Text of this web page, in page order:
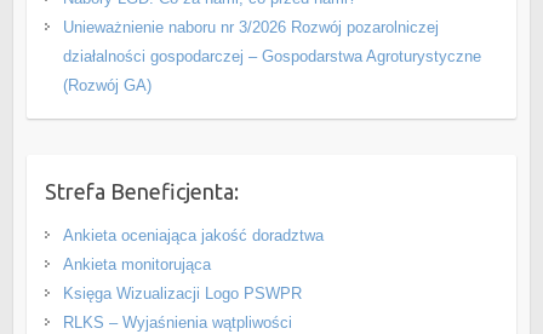
Unieważnienie naboru nr 3/2026 Rozwój pozarolniczej
działalności gospodarczej – Gospodarstwa Agroturystyczne
(Rozwój GA)
Strefa Beneficjenta:
Ankieta oceniająca jakość doradztwa
Ankieta monitorująca
Księga Wizualizacji Logo PSWPR
RLKS – Wyjaśnienia wątpliwości